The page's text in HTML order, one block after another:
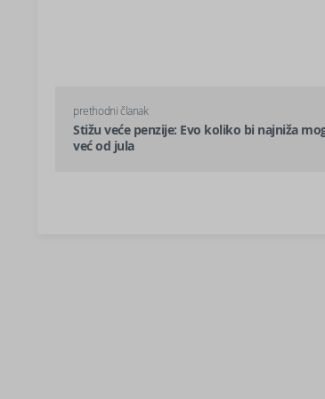
prethodni članak
Stižu veće penzije: Evo koliko bi najniža
već od jula